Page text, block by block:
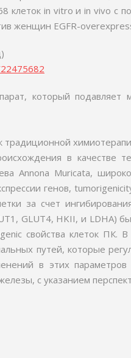
клеток in vitro и in vivo
женщин EGFR-
который подавляет
в качестве
Annona Muricata,
генов,
за счет
GLUT4, HKII, и LDHA)
свойства клеток ПК.
путей, которые
в этих
с указанием